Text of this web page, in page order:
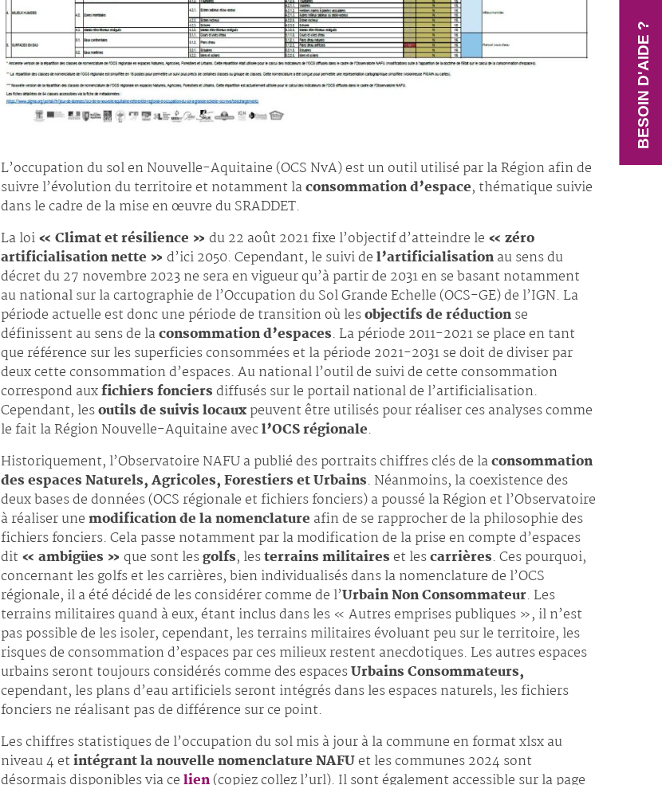
BESOIN D'AIDE ?
L’occupation du sol en Nouvelle-Aquitaine (OCS NvA) est un outil utilisé par la Région afin de
suivre l’évolution du territoire et notamment laconsommation d’espace, thématique suivie
dans le cadre de la mise en œuvre du SRADDET.
La loi« Climat et résilience » du 22 août 2021 fixe l’objectif d’atteindre le « zéro
artificialisation nette » d’ici 2050. Cependant, le suivi del’artificialisationau sens du
décret du 27 novembre 2023 ne sera en vigueur qu’à partir de 2031 en se basant notamment
au national sur la cartographie de l’Occupation du Sol Grande Echelle (OCS-GE) de l’IGN. La
période actuelle est donc une période de transition où lesobjectifs de réductionse
définissent au sens de laconsommation d’espaces. La période 2011-2021 se place en tant
que référence sur les superficies consommées et la période 2021-2031 se doit de diviser par
deux cette consommation d’espaces. Au national l’outil de suivi de cette consommation
correspond auxfichiers fonciersdiffusés sur le portail national de l’artificialisation.
Cependant, lesoutils de suivis locauxpeuvent être utilisés pour réaliser ces analyses comme
le fait la Région Nouvelle-Aquitaine avecl’OCS régionale.
Historiquement, l’Observatoire NAFU a publié des portraits chiffres clés de laconsommation
des espaces Naturels, Agricoles, Forestiers et Urbains. Néanmoins, la coexistence des
deux bases de données (OCS régionale et fichiers fonciers) a poussé la Région et l’Observatoire
à réaliser unemodification de la nomenclature afin de se rapprocher de la philosophie des
fichiers fonciers. Cela passe notamment par la modification de la prise en compte d’espaces
dit « ambigües » que sont lesgolfs, lesterrains militaireset lescarrières. Ces pourquoi,
concernant les golfs et les carrières, bien individualisés dans la nomenclature de l’OCS
régionale, il a été décidé de les considérer comme de l’Urbain Non Consommateur. Les
terrains militaires quand à eux, étant inclus dans les « Autres emprises publiques », il n’est
pas possible de les isoler, cependant, les terrains militaires évoluant peu sur le territoire, les
risques de consommation d’espaces par ces milieux restent anecdotiques. Les autres espaces
urbains seront toujours considérés comme des espacesUrbains Consommateurs,
cependant, les plans d’eau artificiels seront intégrés dans les espaces naturels, les fichiers
fonciers ne réalisant pas de différence sur ce point.
Les chiffres statistiques de l’occupation du sol mis à jour à la commune en format xlsx au
niveau 4 etintégrant la nouvelle nomenclature NAFUet les communes 2024 sont
désormais disponibles via celien(copiez collez l’url). Il sont également accessible sur la page